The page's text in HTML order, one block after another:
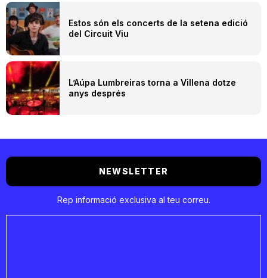
Estos són els concerts de la setena edició
del Circuit Viu
L’Aúpa Lumbreiras torna a Villena dotze
anys després
NEWSLETTER
Rep informació exclusiva al teu correu.